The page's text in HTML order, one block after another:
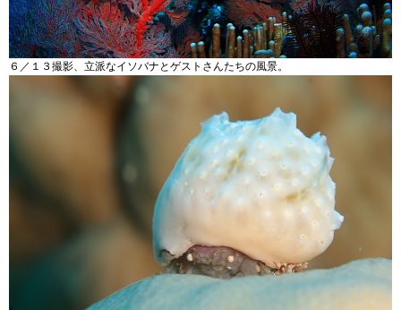
６／１３撮影、立派なイソバナとゲストさんたちの風景。